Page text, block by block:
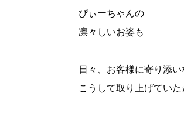
ぴぃーちゃんの
凛々しいお姿も
日々、お客様に寄り添
こうして取り上げてい